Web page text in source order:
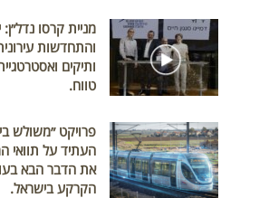
מניית קרסו נדל״ן:
והתחדשות
ותיקים
טווח.
פרויקט ״משולש
העתיד על תוואי
את הדבר הבא
הקרקע בישראל.